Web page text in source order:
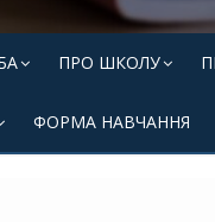
ПРО ШКОЛУ
ФОРМА НАВЧАННЯ